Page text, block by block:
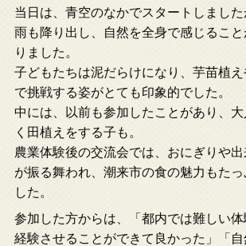
当日は、青空のなかでスタートしまし
雨も降り出し、自然を全身で感じるこ
りました。
子どもたちは泥だらけになり、芋苗植
で挑戦する姿がとても印象的でした。
中には、以前も参加したことがあり、
く田植えをする子も。
農業体験後の交流会では、おにぎりや
が振る舞われ、潮来市の食の魅力もたっ
した。
参加した方からは、「都内では難しい
経験させることができて良かった」「